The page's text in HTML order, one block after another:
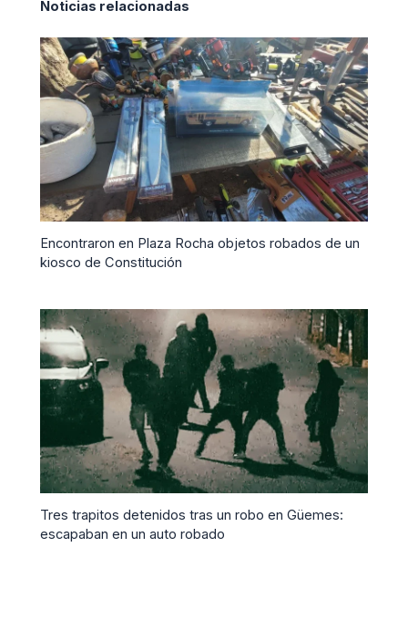
Noticias relacionadas
Encontraron en Plaza Rocha objetos robados de un
kiosco de Constitución
Tres trapitos detenidos tras un robo en Güemes:
escapaban en un auto robado